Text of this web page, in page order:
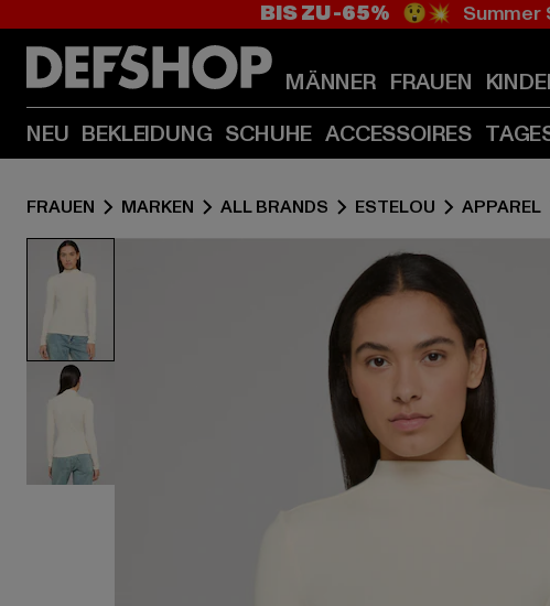
BIS ZU -65% 😲💥 Summer
MÄNNER FRAUEN
NEU BEKLEIDUNG SCHUHE ACCESSOIRES
FRAUEN MARKEN ALL BRANDS ESTELOU APPAREL